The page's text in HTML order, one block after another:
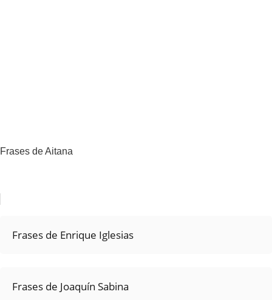
Frases de Aitana
Frases de Enrique Iglesias
Frases de Joaquín Sabina